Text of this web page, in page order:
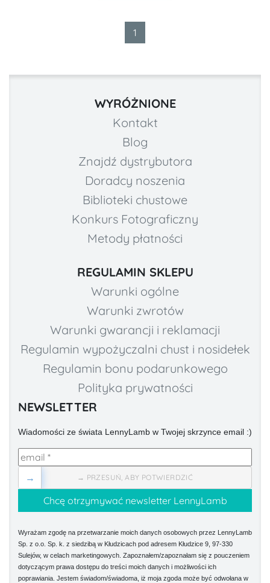
1
WYRÓŻNIONE
Kontakt
Blog
Znajdź dystrybutora
Doradcy noszenia
Biblioteki chustowe
Konkurs Fotograficzny
Metody płatności
REGULAMIN SKLEPU
Warunki ogólne
Warunki zwrotów
Warunki gwarancji i reklamacji
Regulamin wypożyczalni chust i nosidełek
Regulamin bonu podarunkowego
Polityka prywatności
NEWSLETTER
Wiadomości ze świata LennyLamb w Twojej skrzynce email :)
→ PRZESUŃ, ABY POTWIERDZIĆ
→
Wyrażam zgodę na przetwarzanie moich danych osobowych przez LennyLamb
Sp. z o.o. Sp. k. z siedzibą w Kłudzicach pod adresem Kłudzice 9, 97-330
Sulejów, w celach marketingowych. Zapoznałem/zapoznałam się z pouczeniem
dotyczącym prawa dostępu do treści moich danych i możliwości ich
poprawiania. Jestem świadom/świadoma, iż moja zgoda może być odwołana w